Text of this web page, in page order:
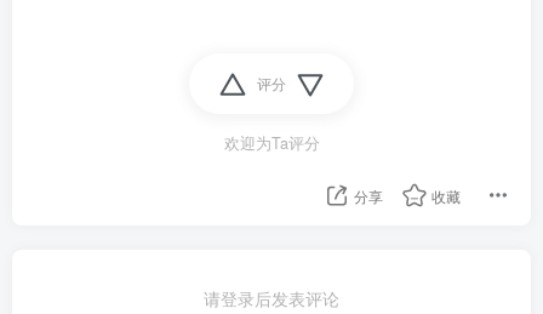
评分
欢迎为Ta评分
分享 收藏
请登录后发表评论